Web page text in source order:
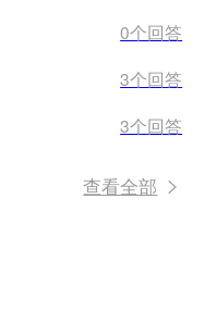
0个回答
3个回答
3个回答
查看全部